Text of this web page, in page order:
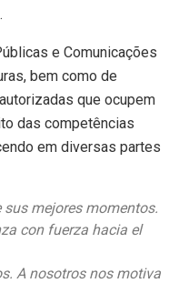
e Comunicações
bem como de
que ocupem
das competências
em diversas partes
mejores momentos.
con fuerza hacia el
A nosotros nos motiva